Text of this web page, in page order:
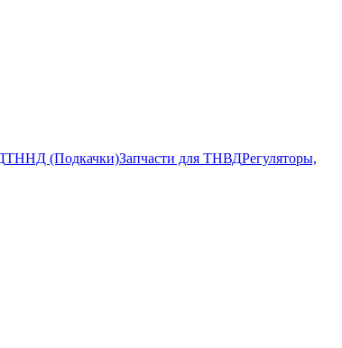
ТННД (Подкачки)Запчасти для ТНВДРегуляторы,